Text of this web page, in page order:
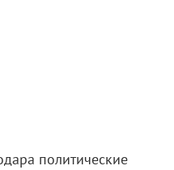
политические